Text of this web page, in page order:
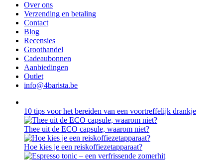
Over ons
Verzending en betaling
Contact
Blog
Recensies
Groothandel
Cadeaubonnen
Aanbiedingen
Outlet
info@4barista.be